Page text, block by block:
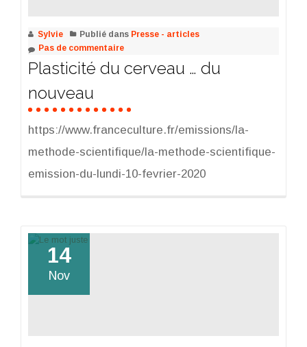
Sylvie Publié dans Presse - articles
Pas de commentaire
Plasticité du cerveau … du
nouveau
https://www.franceculture.fr/emissions/la-
methode-scientifique/la-methode-scientifique-
emission-du-lundi-10-fevrier-2020
14
Nov